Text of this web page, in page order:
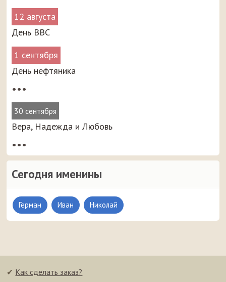
12 августа
День ВВС
1 сентября
День нефтяника
•••
30 сентября
Вера, Надежда и Любовь
•••
Сегодня именины
Герман Иван Николай
✔ Как сделать заказ?